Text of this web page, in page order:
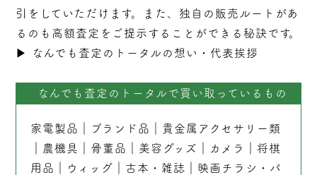
引をしていただけます。また、独自の販売ルートがあ
るのも高額査定をご提示することができる秘訣です。
▶︎
なんでも査定のトータルの想い・代表挨拶
なんでも査定のトータルで買い取っているもの
家電製品 ブランド品
貴金属アクセサリー類
農機具 骨董品 美容グッズ カメラ
将棋
用品
ウィッグ 古本 ・ 雑誌
映画チラシ・パ